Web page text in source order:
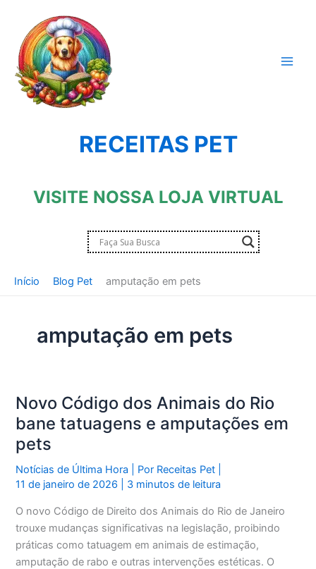
conteúdo
RECEITAS PET
VISITE NOSSA LOJA VIRTUAL
Início Blog Pet amputação em pets
amputação em pets
Novo Código dos Animais do Rio
bane tatuagens e amputações em
pets
Notícias de Última Hora | Por Receitas Pet
11 de janeiro de 2026
3 minutos de leitura
O novo Código de Direito dos Animais do Rio de Janeiro
trouxe mudanças significativas na legislação, proibindo
práticas como tatuagem em animais de estimação,
amputação de rabo e outras intervenções estéticas. O